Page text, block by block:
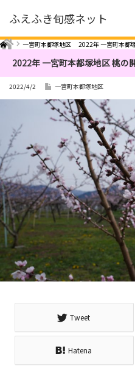
ふえふき旬感ネット
Home 一宮町本都塚地区 2022年 一宮町本都
2022年 一宮町本都塚地区 桃の
2022/4/2 一宮町本都塚地区
Tweet
Hatena